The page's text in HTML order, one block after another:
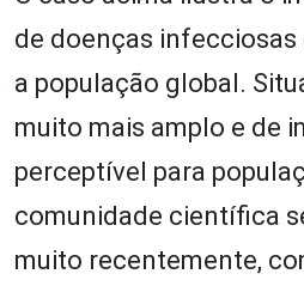
de doenças
a população global.
muito mais amplo e de
perceptível para
comunidade científica
muito recentemente,